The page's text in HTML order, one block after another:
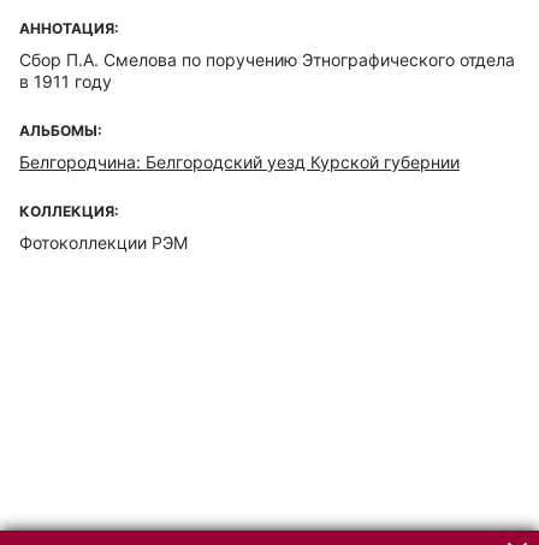
АННОТАЦИЯ:
Сбор П.А. Смелова по поручению Этнографического отдела
в 1911 году
АЛЬБОМЫ:
Белгородчина: Белгородский уезд Курской губернии
КОЛЛЕКЦИЯ:
Фотоколлекции РЭМ